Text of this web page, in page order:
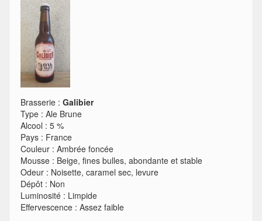
Brasserie : Galibier
Type : Ale Brune
Alcool : 5 %
Pays : France
Couleur : Ambrée foncée
Mousse : Beige, fines bulles, abondante et stable
Odeur : Noisette, caramel sec, levure
Dépôt : Non
Luminosité : Limpide
Effervescence : Assez faible